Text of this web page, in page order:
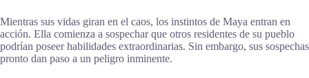
Mientras sus vidas giran en el caos, los instintos de Maya entran en
acción. Ella comienza a sospechar que otros residentes de su pueblo
podrían poseer habilidades extraordinarias. Sin embargo, sus sospechas
pronto dan paso a un peligro inminente.